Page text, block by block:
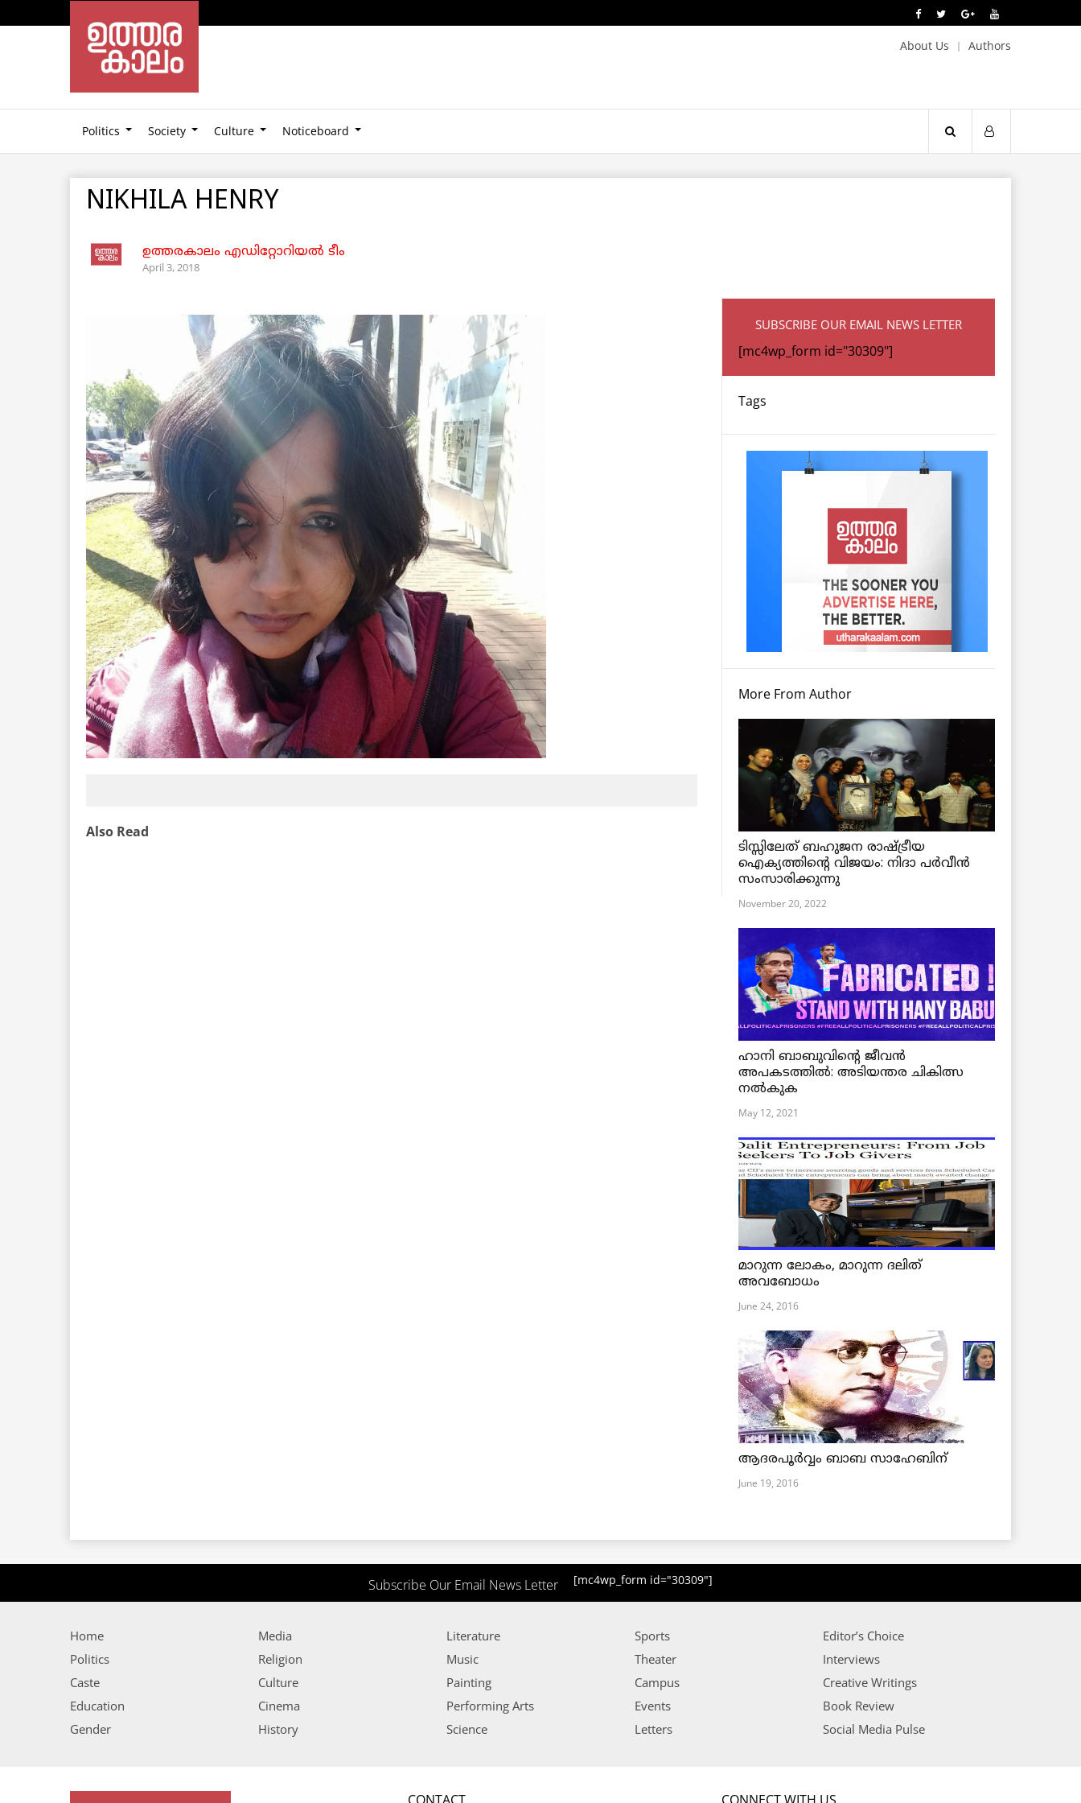
About Us Authors
Politics Society Culture Noticeboard
NIKHILA HENRY
ഉത്തരകാലം എഡിറ്റോറിയല്‍ ടീം
April 3, 2018
Also Read
SUBSCRIBE OUR EMAIL NEWS LETTER
[mc4wp_form id="30309"]
Tags
More From Author
ടിസ്സിലേത് ബഹുജന രാഷ്ട്രീയ
ഐക്യത്തിന്റെ വിജയം: നിദാ പർവീൻ
സംസാരിക്കുന്നു
November 20, 2022
ഹാനി ബാബുവിന്റെ ജീവൻ
അപകടത്തിൽ: അടിയന്തര ചികിത്സ
നൽകുക
May 12, 2021
മാറുന്ന ലോകം, മാറുന്ന ദലിത്
അവബോധം
June 24, 2016
ആദരപൂര്‍വ്വം ബാബ സാഹേബിന്
June 19, 2016
Subscribe Our Email News Letter [mc4wp_form id="30309"]
Home
Politics
Caste
Education
Gender
Media
Religion
Culture
Cinema
History
Literature
Music
Painting
Performing Arts
Science
Sports
Theater
Campus
Events
Letters
Editor’s Choice
Interviews
Creative Writings
Book Review
Social Media Pulse